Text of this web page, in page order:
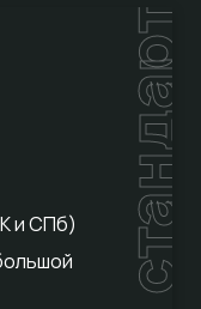
стандарт
и СПб)